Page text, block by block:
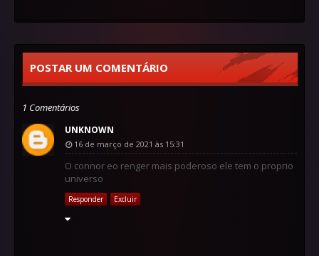
POSTAR UM COMENTÁRIO
1 Comentários
UNKNOWN
16 de março de 2021 às 15:31
O connor eo renger mais poderoso ele tem o proprio
universo
Responder Excluir